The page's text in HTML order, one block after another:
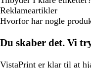
Reklameartikler
Hvorfor har nogle
Du skaber det. Vi
VistaPrint er klar til at